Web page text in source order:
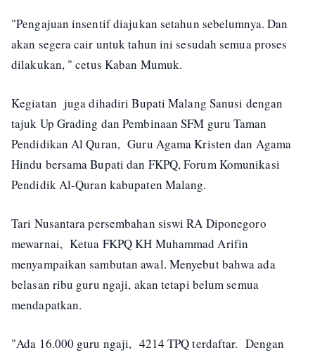
"Pengajuan insentif diajukan setahun sebelumnya. Dan
akan segera cair untuk tahun ini sesudah semua proses
dilakukan, " cetus Kaban Mumuk.
Kegiatan juga dihadiri Bupati Malang Sanusi dengan
tajuk Up Grading dan Pembinaan SFM guru Taman
Pendidikan Al Quran, Guru Agama Kristen dan Agama
Hindu bersama Bupati dan FKPQ, Forum Komunikasi
Pendidik Al-Quran kabupaten Malang.
Tari Nusantara persembahan siswi RA Diponegoro
mewarnai, Ketua FKPQ KH Muhammad Arifin
menyampaikan sambutan awal. Menyebut bahwa ada
belasan ribu guru ngaji, akan tetapi belum semua
mendapatkan.
"Ada 16.000 guru ngaji, 4214 TPQ terdaftar. Dengan